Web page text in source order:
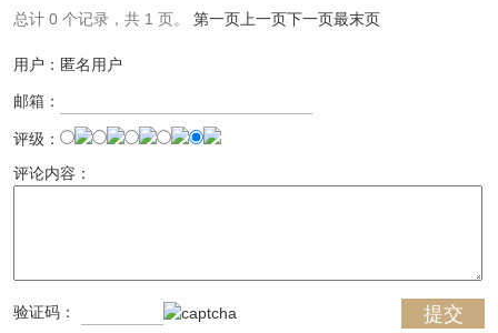
总计 0 个记录，共 1 页。 第一页 上一页下一页最末页
用户：匿名用户
邮箱：
评级：
评论内容：
验证码：